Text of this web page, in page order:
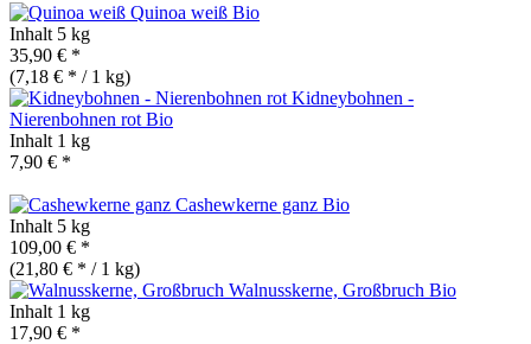
Quinoa weiß Bio
Inhalt 5 kg
35,90 € *
(7,18 € * / 1 kg)
Kidneybohnen -
Nierenbohnen rot Bio
Inhalt 1 kg
7,90 € *
Cashewkerne ganz Bio
Inhalt 5 kg
109,00 € *
(21,80 € * / 1 kg)
Walnusskerne, Großbruch Bio
Inhalt 1 kg
17,90 € *